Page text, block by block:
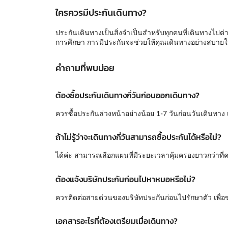
ใครควรมีประกันเดินทาง?
ประกันเดินทางเป็นสิ่งจำเป็นสำหรับทุกคนที่เดินทางไปต่
การศึกษา การมีประกันจะช่วยให้คุณเดินทางอย่างสบาย
คำถามที่พบบ่อย
ต้องซื้อประกันเดินทางกี่วันก่อนออกเดินทาง?
ควรซื้อประกันล่วงหน้าอย่างน้อย 1-7 วันก่อนวันเดินทา
ถ้าไม่รู้ว่าจะเดินทางกี่วันสามารถซื้อประกันได้หรือไม่?
ได้ค่ะ สามารถเลือกแผนที่มีระยะเวลาคุ้มครองยาวกว่า
ต้องแจ้งบริษัทประกันก่อนไปหาหมอหรือไม่?
ควรติดต่อสายด่วนของบริษัทประกันก่อนไปรักษาตัว เพื่
เอกสารอะไรที่ต้องเตรียมเมื่อเดินทาง?